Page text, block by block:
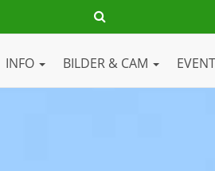
INFO BILDER & CAM